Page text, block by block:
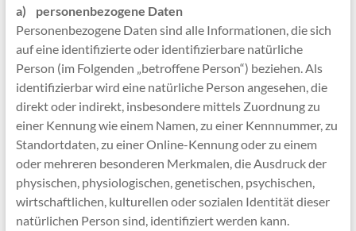
a) personenbezogene Daten
Personenbezogene Daten sind alle Informationen, die sich
auf eine identifizierte oder identifizierbare natürliche
Person (im Folgenden „betroffene Person“) beziehen. Als
identifizierbar wird eine natürliche Person angesehen, die
direkt oder indirekt, insbesondere mittels Zuordnung zu
einer Kennung wie einem Namen, zu einer Kennnummer, zu
Standortdaten, zu einer Online-Kennung oder zu einem
oder mehreren besonderen Merkmalen, die Ausdruck der
physischen, physiologischen, genetischen, psychischen,
wirtschaftlichen, kulturellen oder sozialen Identität dieser
natürlichen Person sind, identifiziert werden kann.